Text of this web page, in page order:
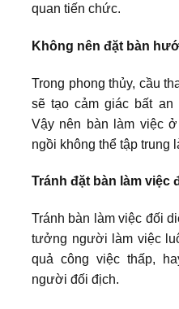
quan tiến chức.
Không nên đặt bàn
Trong phong thủy, cầu
sẽ tạo cảm giác bất
Vậy nên bàn làm việc
ngồi không thể tập trung
Tránh đặt bàn làm việc
Tránh bàn làm việc đối
tưởng người làm việc
quả công việc thấp,
người đối địch.